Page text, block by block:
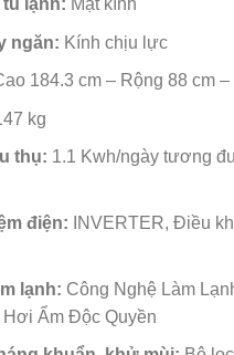
lạnh: Mặt kính
ngăn: Kính chịu lực
184.3 cm – Rộng 88 cm –
kg
thụ: 1.1 Kwh/ngày tương
điện: INVERTER, Điều
lạnh: Công Nghệ Làm
Ẩm Độc Quyền